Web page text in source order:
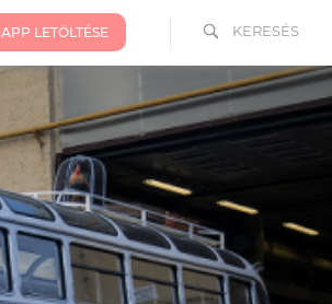
KERESÉS
APP LETÖLTÉSE